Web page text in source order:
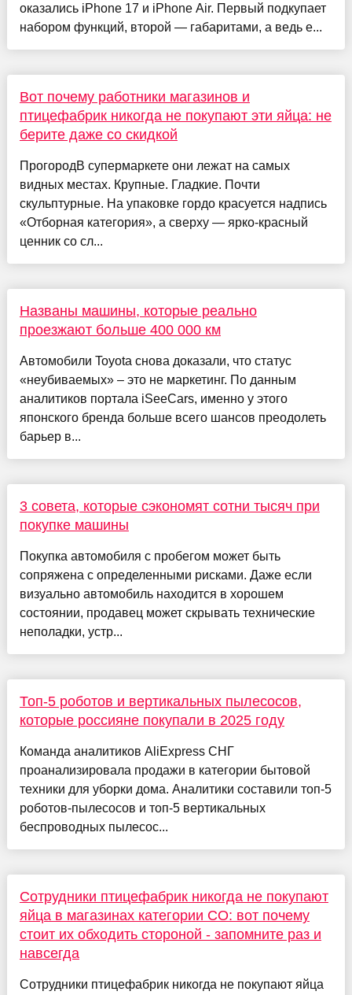
оказались iPhone 17 и iPhone Air. Первый подкупает
набором функций, второй — габаритами, а ведь е...
Вот почему работники магазинов и
птицефабрик никогда не покупают эти яйца: не
берите даже со скидкой
ПрогородВ супермаркете они лежат на самых
видных местах. Крупные. Гладкие. Почти
скульптурные. На упаковке гордо красуется надпись
«Отборная категория», а сверху — ярко-красный
ценник со сл...
Названы машины, которые реально
проезжают больше 400 000 км
Автомобили Toyota снова доказали, что статус
«неубиваемых» – это не маркетинг. По данным
аналитиков портала iSeeCars, именно у этого
японского бренда больше всего шансов преодолеть
барьер в...
3 совета, которые сэкономят сотни тысяч при
покупке машины
Покупка автомобиля с пробегом может быть
сопряжена с определенными рисками. Даже если
визуально автомобиль находится в хорошем
состоянии, продавец может скрывать технические
неполадки, устр...
Топ-5 роботов и вертикальных пылесосов,
которые россияне покупали в 2025 году
Команда аналитиков AliExpress СНГ
проанализировала продажи в категории бытовой
техники для уборки дома. Аналитики составили топ-5
роботов-пылесосов и топ-5 вертикальных
беспроводных пылесос...
Сотрудники птицефабрик никогда не покупают
яйца в магазинах категории СО: вот почему
стоит их обходить стороной - запомните раз и
навсегда
Сотрудники птицефабрик никогда не покупают яйца